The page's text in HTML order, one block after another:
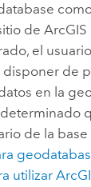
de ArcGIS
el
de
en la
de la base
utilizar